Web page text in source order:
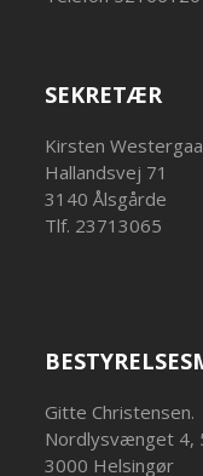
SEKRETÆR
Kirsten
Hallandsvej 71
3140 Ålsgårde
Tlf. 23713065
Gitte Christensen.
Nordlysvænget 4,
3000 Helsingør